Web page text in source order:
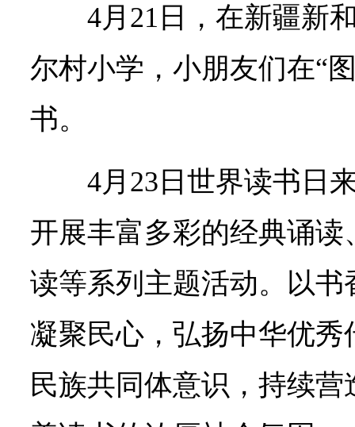
4月21日，在新疆新
尔村小学，小朋友们在“
书。
4月23日世界读书日
开展丰富多彩的经典诵
读等系列主题活动。以
凝聚民心，弘扬中华优
民族共同体意识，持续